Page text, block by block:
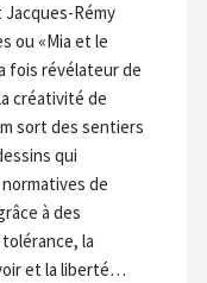
Jacques-Rémy
ou «Mia et le
fois révélateur de
créativité de
sort des sentiers
qui
de
à des
la
et la liberté…